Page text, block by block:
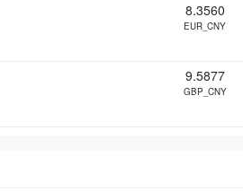
8.3560
EUR_CNY
9.5877
GBP_CNY